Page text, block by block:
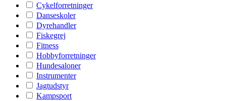
Cykelforretninger
Danseskoler
Dyrehandler
Fiskegrej
Fitness
Hobbyforretninger
Hundesaloner
Instrumenter
Jagtudstyr
Kampsport